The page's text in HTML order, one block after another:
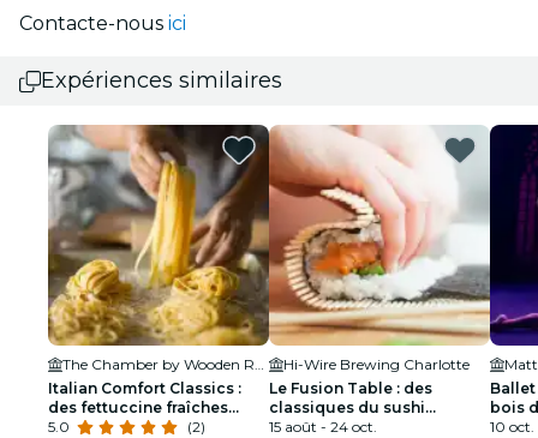
Contacte-nous ici
Expériences similaires
The Chamber by Wooden Robot - NoDa
Italian Comfort Classics :
des fettuccine fraîches
deux façons : Charlotte
5.0
(2)
Hi-Wire Brewing Charlotte
Le Fusion Table : des
classiques du sushi
moderne - Charlotte
15 août - 24 oct.
Ballet
bois
10 oct.